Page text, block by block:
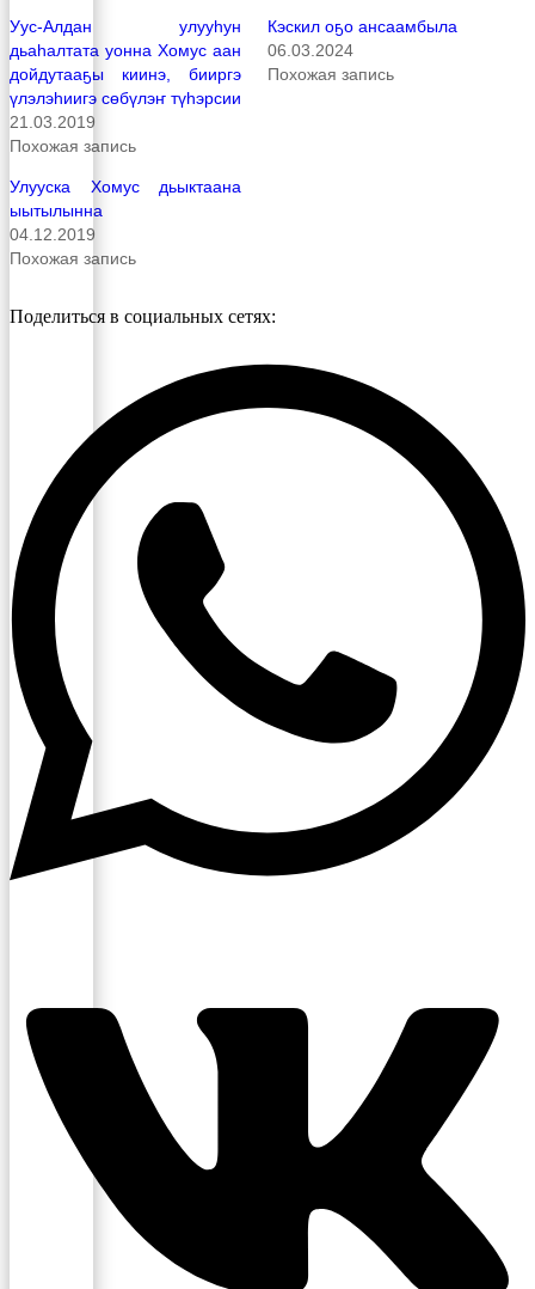
Уус-Алдан улууһун
дьаһалтата уонна Хомус аан
дойдутааҕы киинэ, бииргэ
үлэлэһиигэ сөбүлэҥ түһэрсии
21.03.2019
Похожая запись
Кэскил оҕо ансаамбыла
06.03.2024
Похожая запись
Улууска Хомус дьыктаана
ыытылынна
04.12.2019
Похожая запись
Поделиться в социальных сетях: